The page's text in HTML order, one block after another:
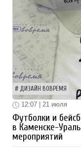
ДИЗАЙН ВОВРЕМЯ
12:07 | 21 июля
Футболки и
в Каменске-
мероприятий